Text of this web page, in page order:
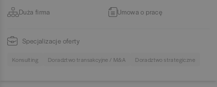
Duża firma Umowa o pracę
Specjalizacje oferty
Konsulting Doradztwo transakcyjne / M&A Doradztwo strategiczne